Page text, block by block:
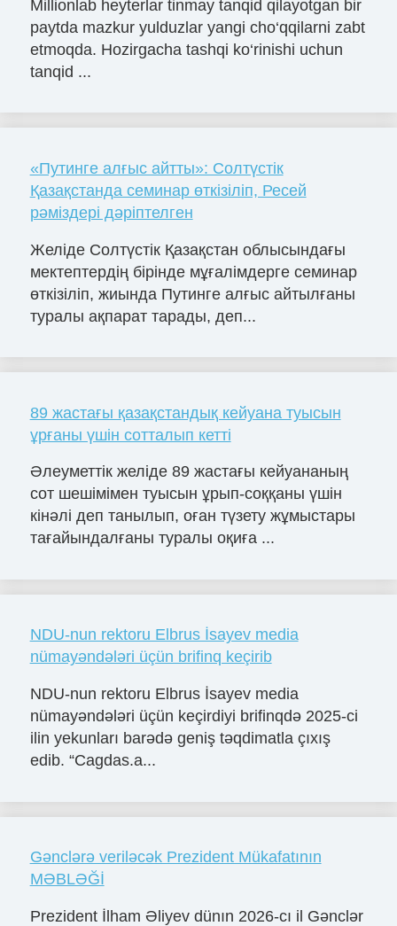
Millionlab heyterlar tinmay tanqid qilayotgan bir
paytda mazkur yulduzlar yangi cho‘qqilarni zabt
etmoqda. Hozirgacha tashqi ko‘rinishi uchun
tanqid ...
«Путинге алғыс айтты»: Солтүстік
Қазақстанда семинар өткізіліп, Ресей
рәміздері дәріптелген
Желіде Солтүстік Қазақстан облысындағы
мектептердің бірінде мұғалімдерге семинар
өткізіліп, жиында Путинге алғыс айтылғаны
туралы ақпарат тарады, деп...
89 жастағы қазақстандық кейуана туысын
ұрғаны үшін сотталып кетті
Әлеуметтік желіде 89 жастағы кейуананың
сот шешімімен туысын ұрып-соққаны үшін
кінәлі деп танылып, оған түзету жұмыстары
тағайындалғаны туралы оқиға ...
NDU-nun rektoru Elbrus İsayev media
nümayəndələri üçün brifinq keçirib
NDU-nun rektoru Elbrus İsayev media
nümayəndələri üçün keçirdiyi brifinqdə 2025-ci
ilin yekunları barədə geniş təqdimatla çıxış
edib. “Cagdas.a...
Gənclərə veriləcək Prezident Mükafatının
MƏBLƏĞİ
Prezident İlham Əliyev dünın 2026-cı il Gənclər